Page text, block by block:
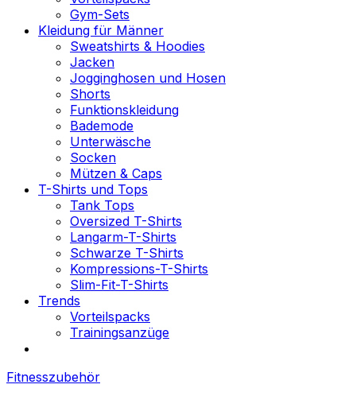
Gym-Sets
Kleidung für Männer
Sweatshirts & Hoodies
Jacken
Jogginghosen und Hosen
Shorts
Funktionskleidung
Bademode
Unterwäsche
Socken
Mützen & Caps
T-Shirts und Tops
Tank Tops
Oversized T-Shirts
Langarm-T-Shirts
Schwarze T-Shirts
Kompressions-T-Shirts
Slim-Fit-T-Shirts
Trends
Vorteilspacks
Trainingsanzüge
Fitnesszubehör